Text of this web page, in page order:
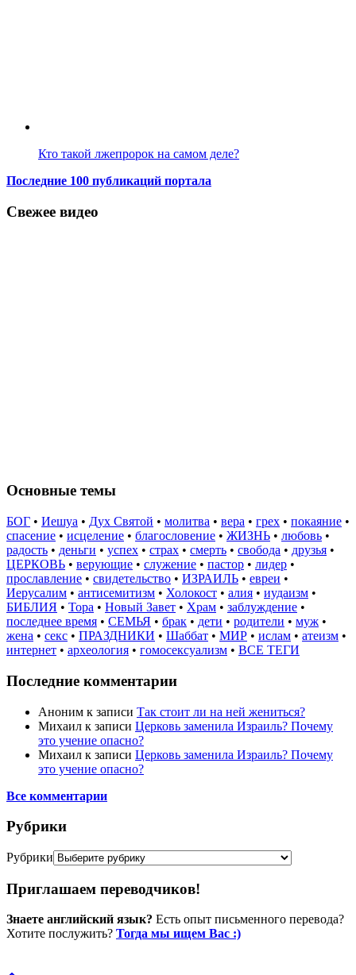
Кто такой лжепророк на самом деле?
Последние 100 публикаций портала
Свежее видео
Основные темы
БОГ • Иешуа • Дух Святой • молитва • вера • грех • покаяние •
спасение • исцеление • благословение • ЖИЗНЬ • любовь •
радость • деньги • успех • страх • смерть • свобода • друзья •
ЦЕРКОВЬ • верующие • служение • пастор • лидер •
прославление • свидетельство • ИЗРАИЛЬ • евреи •
Иерусалим • антисемитизм • Холокост • алия • иудаизм •
БИБЛИЯ • Тора • Новый Завет • Храм • заблуждение •
последнее время • СЕМЬЯ • брак • дети • родители • муж •
жена • секс • ПРАЗДНИКИ • Шаббат • МИР • ислам • атеизм •
интернет • археология • гомосексуализм • ВСЕ ТЕГИ
Последние комментарии
Аноним к записи Так стоит ли на ней жениться?
Михаил к записи Церковь заменила Израиль? Почему
это учение опасно?
Михаил к записи Церковь заменила Израиль? Почему
это учение опасно?
Все комментарии
Рубрики
Рубрики
Приглашаем переводчиков!
Знаете английский язык? Есть опыт письменного перевода?
Хотите послужить? Тогда мы ищем Вас :)